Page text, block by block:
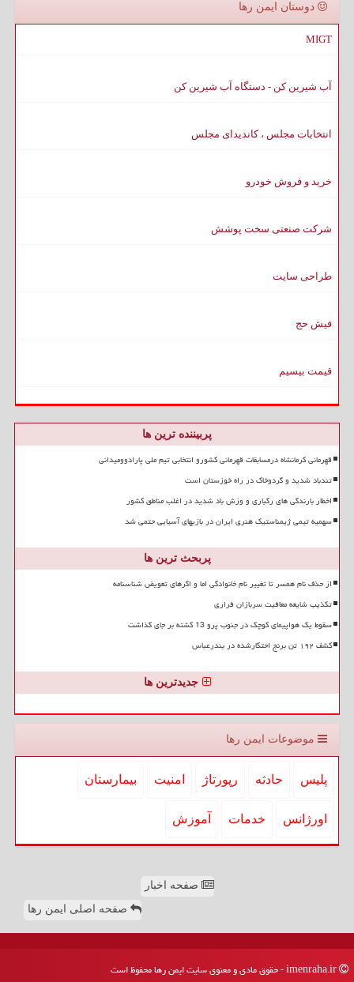
دوستان ایمن رها
MIGT
آب شیرین کن - دستگاه آب شیرین کن
انتخابات مجلس ، کاندیدای مجلس
خرید و فروش خودرو
شرکت صنعتی سخت پوشش
طراحی سایت
فیش حج
قیمت بیسیم
پربیننده ترین ها
قهرمانی کرمانشاه درمسابقات قهرمانی کشورو انتخابی تیم ملی پارادوومیدانی
تندباد شدید و گردوخاک در راه خوزستان است
اخطار بارندگی های رگباری و وزش باد شدید در اغلب مناطق کشور
سهمیه تیمی ژیمناستیک هنری ایران در بازیهای آسیایی حتمی شد
پربحث ترین ها
از حذف نام همسر تا تغییر نام خانوادگی اما و اگرهای تعویض شناسنامه
تکذیب شایعه معافیت سربازان فراری
سقوط یک هواپیمای کوچک در جنوب پرو 13 کشته بر جای گذاشت
کشف ۱۹۲ تن برنج احتکارشده در بندرعباس
جدیدترین ها
موضوعات ایمن رها
پلیس حادثه رپورتاژ امنیت بیمارستان
اورژانس خدمات آموزش
صفحه اخبار
صفحه اصلی ایمن رها